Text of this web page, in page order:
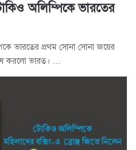
অলিম্পিকে ভারতের
ভারতের প্রথম সোনা সোনা জয়ের
করলো ভারত। …